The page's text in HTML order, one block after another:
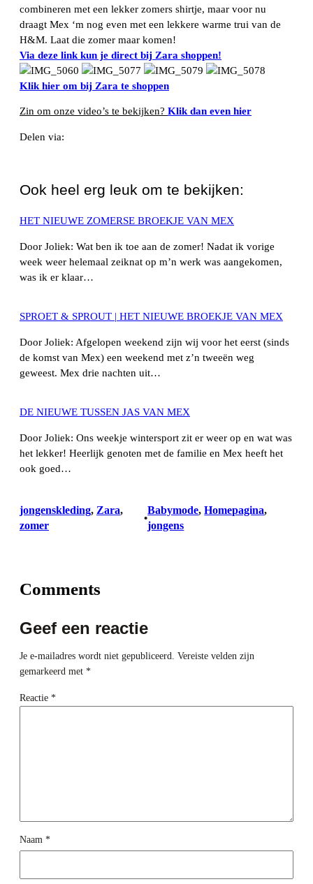
combineren met een lekker zomers shirtje, maar voor nu
draagt Mex ‘m nog even met een lekkere warme trui van de
H&M. Laat die zomer maar komen!
Via deze link kun je direct bij Zara shoppen!
Klik hier om bij Zara te shoppen
Zin om onze video’s te bekijken? Klik dan even hier
Delen via:
Ook heel erg leuk om te bekijken:
HET NIEUWE ZOMERSE BROEKJE VAN MEX
Door Joliek: Wat ben ik toe aan de zomer! Nadat ik vorige
week weer helemaal zeiknat op m’n werk was aangekomen,
was ik er klaar…
SPROET & SPROUT | HET NIEUWE BROEKJE VAN MEX
Door Joliek: Afgelopen weekend zijn wij voor het eerst (sinds
de komst van Mex) een weekend met z’n tweeën weg
geweest. Mex drie nachten uit…
DE NIEUWE TUSSEN JAS VAN MEX
Door Joliek: Ons weekje wintersport zit er weer op en wat was
het lekker! Heerlijk genoten met de familie en Mex heeft het
ook goed…
jongenskleding, Zara
zomer
•
Babymode, Homepagina
jongens
Comments
Geef een reactie
Je e-mailadres wordt niet gepubliceerd. Vereiste velden zijn
gemarkeerd met *
Reactie *
Naam *